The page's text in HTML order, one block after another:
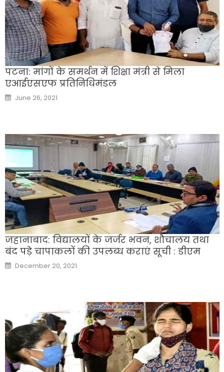
पटना: मांगों के समर्थन में शिक्षा मंत्री से मिला
एआईएसएफ प्रतिनिधिमंडल
Posted
on
June 26, 2021
जहानाबाद: विद्यालयों के जर्जर भवन, शौचालय तथा
बंद पड़े चापाकलों की उपलब्ध कराएं सूची : डीएम
Posted
on
December 20, 2021